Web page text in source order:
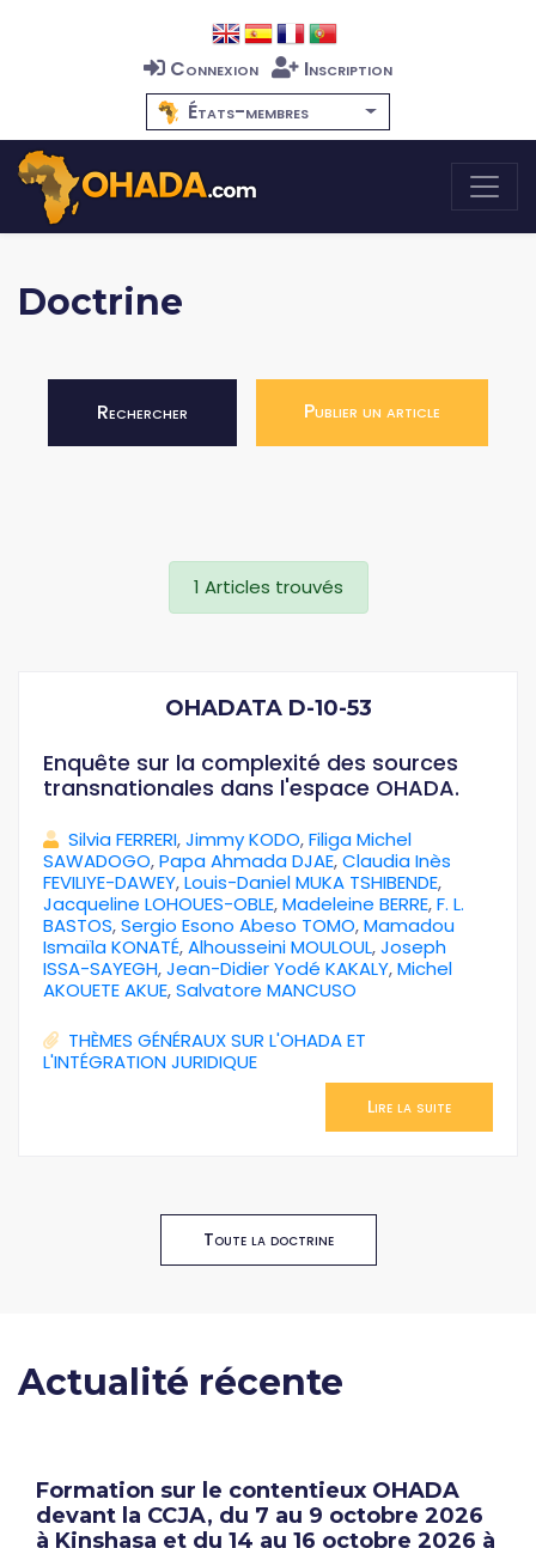
Connexion
Inscription
États-membres
Doctrine
Rechercher Publier un article
1 Articles trouvés
OHADATA D-10-53
Enquête sur la complexité des sources
transnationales dans l'espace OHADA.
Silvia FERRERI,Jimmy KODO,Filiga Michel
SAWADOGO,Papa Ahmada DJAE,Claudia Inès
FEVILIYE-DAWEY,Louis-Daniel MUKA TSHIBENDE,
Jacqueline LOHOUES-OBLE,Madeleine BERRE,F. L.
BASTOS,Sergio Esono Abeso TOMO,Mamadou
Ismaïla KONATÉ,Alhousseini MOULOUL,Joseph
ISSA-SAYEGH,Jean-Didier Yodé KAKALY,Michel
AKOUETE AKUE,Salvatore MANCUSO
THÈMES GÉNÉRAUX SUR L'OHADA ET
L'INTÉGRATION JURIDIQUE
Lire la suite
Toute la doctrine
Actualité récente
Formation sur le contentieux OHADA
devant la CCJA, du 7 au 9 octobre 2026
à Kinshasa et du 14 au 16 octobre 2026 à